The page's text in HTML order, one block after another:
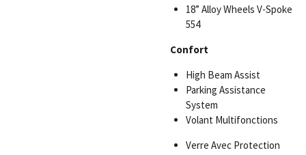
18” Alloy Wheels V-Spoke
554
Confort
High Beam Assist
Parking Assistance
System
Volant Multifonctions
Verre Avec Protection